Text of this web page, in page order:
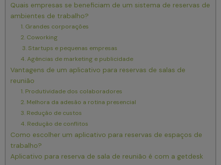
Quais empresas se beneficiam de um sistema de reservas de
ambientes de trabalho?
1. Grandes corporações
2. Coworking
3. Startups e pequenas empresas
4. Agências de marketing e publicidade
Vantagens de um aplicativo para reservas de salas de
reunião
1. Produtividade dos colaboradores
2. Melhora da adesão a rotina presencial
3. Redução de custos
4. Redução de conflitos
Como escolher um aplicativo para reservas de espaços de
trabalho?
Aplicativo para reserva de sala de reunião é com a getdesk